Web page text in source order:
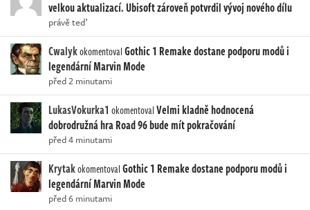
velkou aktualizací. Ubisoft zároveň potvrdil vývoj nového dílu
právě teď
CwalykokomentovalGothic 1 Remake dostane podporu modů i
legendární Marvin Mode
před 2 minutami
LukasVokurka1 okomentovalVelmi kladně hodnocená
dobrodružná hra Road 96 bude mít pokračování
před 4 minutami
KrytakokomentovalGothic 1 Remake dostane podporu modů i
legendární Marvin Mode
před 6 minutami